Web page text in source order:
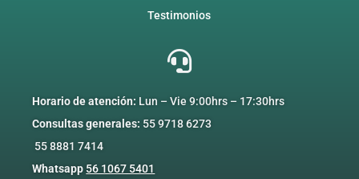
Testimonios

Horario de atención: Lun – Vie9:00hrs – 17:30hrs
Consultas generales: 55 9718 6273
55 8881 7414
Whatsapp 56 1067 5401